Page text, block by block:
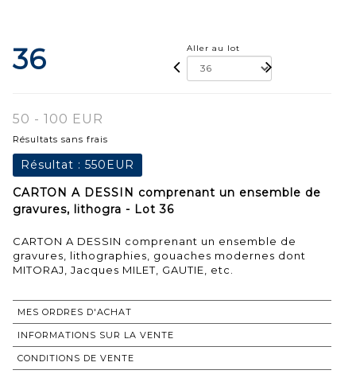
36 Aller au lot
50 - 100 EUR
Résultats sans frais
Résultat : 550EUR
CARTON A DESSIN comprenant un ensemble de
gravures, lithogra - Lot 36
CARTON A DESSIN comprenant un ensemble de
gravures, lithographies, gouaches modernes dont
MITORAJ, Jacques MILET, GAUTIE, etc.
MES ORDRES D'ACHAT
INFORMATIONS SUR LA VENTE
CONDITIONS DE VENTE